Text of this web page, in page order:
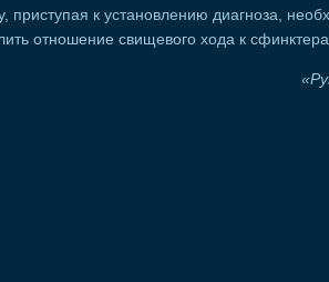
приступая к установлению диагноза,
отношение свищевого хода к